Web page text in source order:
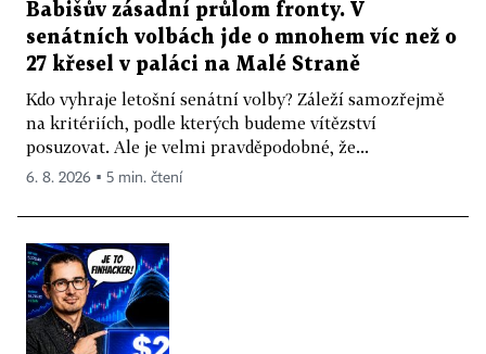
Babišův zásadní průlom fronty. V
senátních volbách jde o mnohem víc než o
27 křesel v paláci na Malé Straně
Kdo vyhraje letošní senátní volby? Záleží samozřejmě
na kritériích, podle kterých budeme vítězství
posuzovat. Ale je velmi pravděpodobné, že...
6. 8. 2026 ▪ 5 min. čtení